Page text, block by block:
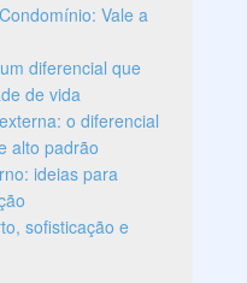
Vale a
diferencial que
de vida
o diferencial
alto padrão
ideias para
sofisticação e